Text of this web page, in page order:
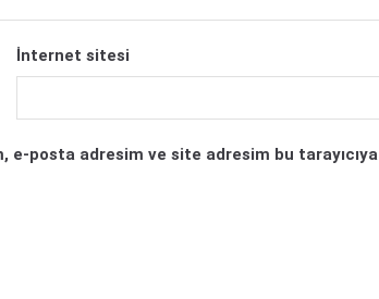
İnternet sitesi
e-posta adresim ve site adresim bu tarayıcıya